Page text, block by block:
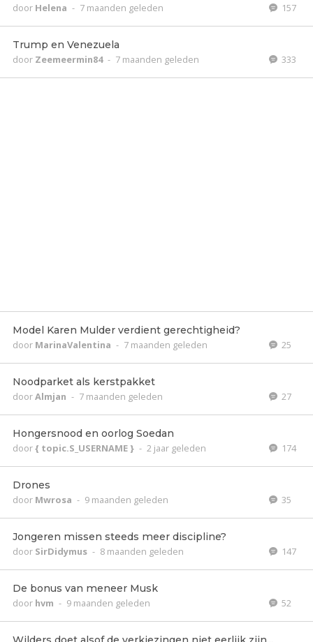
door Helena - 7 maanden geleden 157
Trump en Venezuela
door Zeemeermin84 - 7 maanden geleden 333
Model Karen Mulder verdient gerechtigheid?
door MarinaValentina - 7 maanden geleden 25
Noodparket als kerstpakket
doorAlmjan - 7 maanden geleden 27
Hongersnood en oorlog Soedan
door{ topic.S_USERNAME } - 2 jaar geleden 174
Drones
door Mwrosa - 9 maanden geleden 35
Jongeren missen steeds meer discipline?
door SirDidymus - 8 maanden geleden 147
De bonus van meneer Musk
door hvm - 9 maanden geleden 52